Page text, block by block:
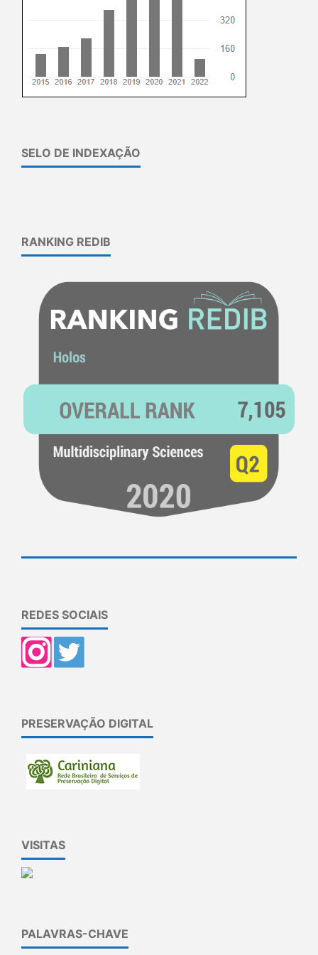
SELO DE INDEXAÇÃO
RANKING REDIB
REDES SOCIAIS
PRESERVAÇÃO DIGITAL
VISITAS
PALAVRAS-CHAVE